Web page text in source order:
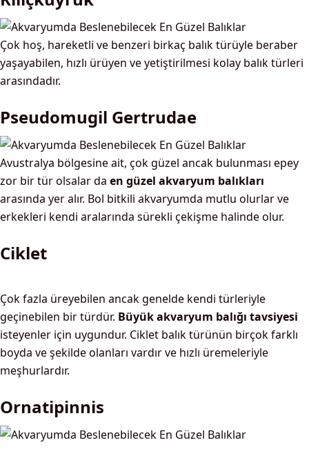
Çok hoş, hareketli ve benzeri birkaç balık türüyle beraber
yaşayabilen, hızlı ürüyen ve yetiştirilmesi kolay balık türleri
arasındadır.
Pseudomugil Gertrudae
Avustralya bölgesine ait, çok güzel ancak bulunması epey
zor bir tür olsalar da en güzel akvaryum balıkları
arasında yer alır. Bol bitkili akvaryumda mutlu olurlar ve
erkekleri kendi aralarında sürekli çekişme halinde olur.
Ciklet
Çok fazla üreyebilen ancak genelde kendi türleriyle
geçinebilen bir türdür. Büyük akvaryum balığı tavsiyesi
isteyenler için uygundur. Ciklet balık türünün birçok farklı
boyda ve şekilde olanları vardır ve hızlı üremeleriyle
meşhurlardır.
Ornatipinnis